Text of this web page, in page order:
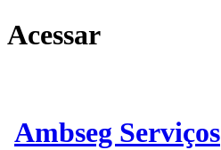
Acessar
Ambseg Serviços